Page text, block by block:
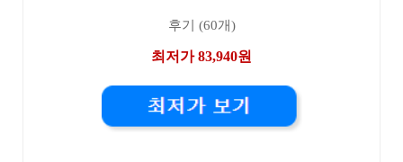
후기 (60개)
최저가 83,940원